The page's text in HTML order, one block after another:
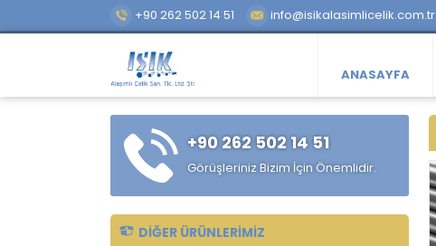
+90 262 502 14 51 info@isikalasimlicelik.com.tr
ANASAYFA
+90 262 502 14 51
Görüşleriniz Bizim İçin Önemlidir.
DIĞER ÜRÜNLERIMIZ